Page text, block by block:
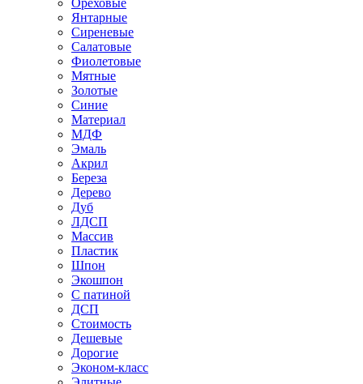
Ореховые
Янтарные
Сиреневые
Салатовые
Фиолетовые
Мятные
Золотые
Синие
Материал
МДФ
Эмаль
Акрил
Береза
Дерево
Дуб
ЛДСП
Массив
Пластик
Шпон
Экошпон
С патиной
ДСП
Стоимость
Дешевые
Дорогие
Эконом-класс